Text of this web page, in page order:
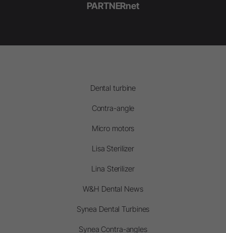
PARTNERnet
Dental turbine
Contra-angle
Micro motors
Lisa Sterilizer
Lina Sterilizer
W&H Dental News
Synea Dental Turbines
Synea Contra-angles